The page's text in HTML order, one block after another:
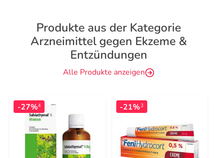
Produkte aus der Kategorie
Arzneimittel gegen Ekzeme &
Entzündungen
Alle Produkte anzeigen
-27%4 -21%3